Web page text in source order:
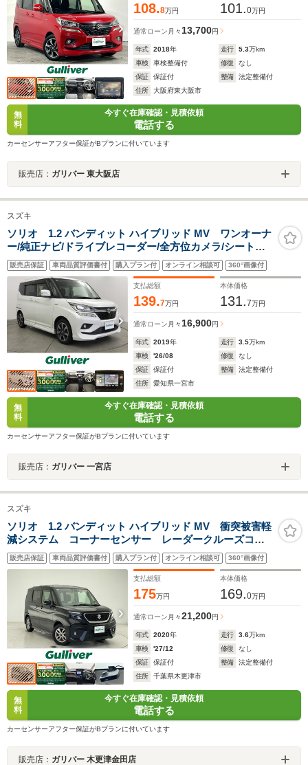
108.8万円 101.0万円
通常ローン 月々 13,700円
年式 2018年 走行 5.3万km
車検
車検整備付 修復
なし
保証
保証付 整備
法定整備付
住所
大阪府東大阪市
無
料
今すぐ在庫確認・見積依頼
電話する
カーセンサーアフター保証がBプランに付いています
販売店： ガリバー 東大阪店
スズキ
ソリオ 1.2 バンディット ハイブリッド MV ワンオーナ
ー/純正ナビ/ドライブレコーダー/全方位カメラ/シートヒ
ーター/レーダークルーズコントロール/パワースライドド
ア/衝突軽減ブレーキ/レーンキープアシスト/パーキングセ
ンサー/アイドリングストップ/ETC
販売店保証 車両品質評価書付 購入プラン付 オンライン相談可 360°画像付
支払総額
139.7万円
本体価格
131.7万円
通常ローン 月々 16,900円
年式 2019年 走行 3.5万km
車検
'26/08 修復
なし
保証
保証付 整備
法定整備付
住所
愛知県一宮市
無
料
今すぐ在庫確認・見積依頼
電話する
カーセンサーアフター保証がBプランに付いています
販売店： ガリバー 一宮店
スズキ
ソリオ 1.2 バンディット ハイブリッド MV 衝突被害軽
減システム コーナーセンサー レーダークルーズコン
トロール オートハイビーム 純正メモリナビ 全方位
カメラ ETC ドアイブレコーダー 両側パワースライ
ドドア 社外14インチアルミホイール
販売店保証 車両品質評価書付 購入プラン付 オンライン相談可 360°画像付
支払総額
175万円
本体価格
169.0万円
通常ローン 月々21,200円
年式 2020年 走行 3.6万km
車検
'27/12 修復
なし
保証
保証付 整備
法定整備付
住所
千葉県木更津市
無
料
今すぐ在庫確認・見積依頼
電話する
カーセンサーアフター保証がBプランに付いています
販売店： ガリバー 木更津金田店